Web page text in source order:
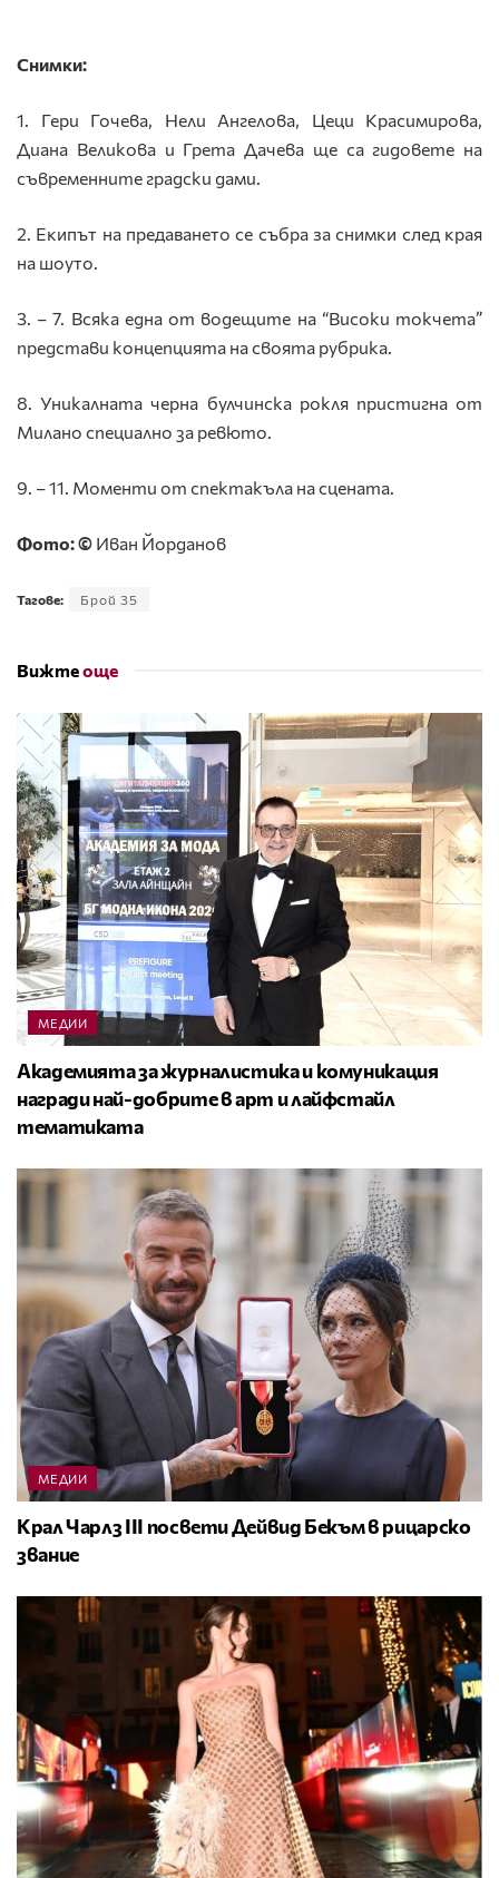
Снимки:
1. Гери Гочева, Нели Ангелова, Цеци Красимирова,
Диана Великова и Грета Дачева ще са гидовете на
съвременните градски дами.
2. Екипът на предаването се събра за снимки след края
на шоуто.
3. – 7. Всяка една от водещите на “Високи токчета”
представи концепцията на своята рубрика.
8. Уникалната черна булчинска рокля пристигна от
Милано специално за ревюто.
9. – 11. Моменти от спектакъла на сцената.
Фото: © Иван Йорданов
Тагове: Брой 35
Вижтеоще
МЕДИИ
Академията за журналистика и комуникация
награди най-добрите в арт и лайфстайл
тематиката
МЕДИИ
Крал Чарлз III посвети Дейвид Бекъм в рицарско
звание